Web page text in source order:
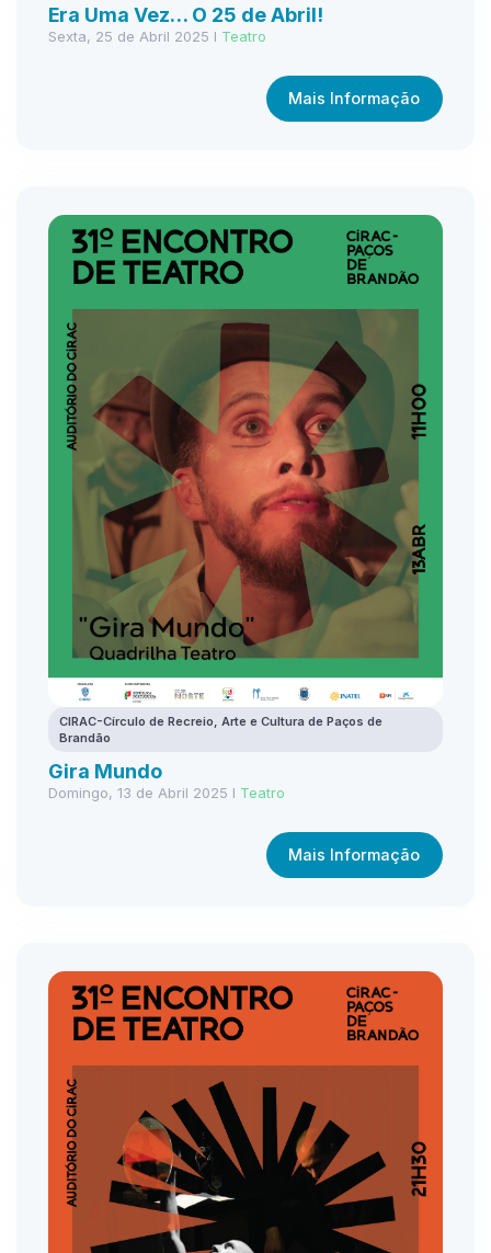
Era Uma Vez… O 25 de Abril!
Sexta, 25 de Abril 2025 I Teatro
Mais Informação
CIRAC-Círculo de Recreio, Arte e Cultura de Paços de
Brandão
Gira Mundo
Domingo, 13 de Abril 2025 I Teatro
Mais Informação